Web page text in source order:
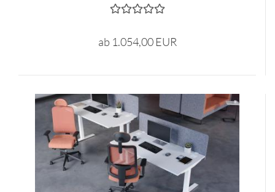
ab 1.054,00 EUR